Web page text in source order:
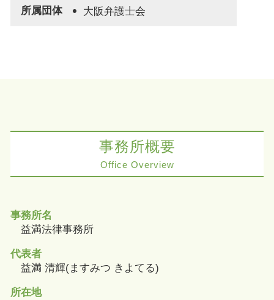
所属団体 大阪弁護士会
事務所概要
Office Overview
事務所名
益満法律事務所
代表者
益満 清輝(ますみつ きよてる)
所在地